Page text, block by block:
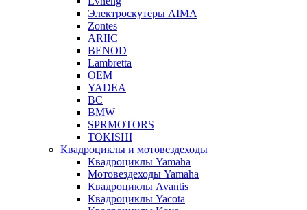
Электроскутеры AIMA
Zontes
ARIIC
BENOD
Lambretta
OEM
YADEA
BC
BMW
SPRMOTORS
TOKISHI
Квадроциклы и мотовездеходы
Квадроциклы Yamaha
Мотовездеходы Yamaha
Квадроциклы Avantis
Квадроциклы Yacota